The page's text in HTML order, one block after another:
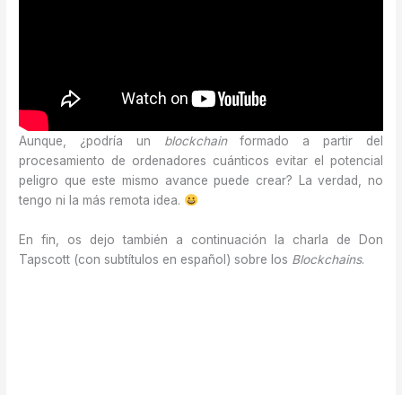
Aunque, ¿podría un blockchainformado a partir del
procesamiento de ordenadores cuánticos evitar el potencial
peligro que este mismo avance puede crear? La verdad, no
tengo ni la más remota idea.
En fin, os dejo también a continuación la charla de Don
Tapscott (con subtítulos en español) sobre los Blockchains.